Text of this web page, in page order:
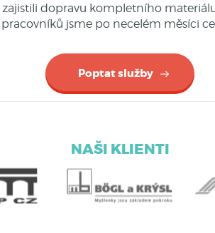
dopravu kompletního
jsme po necelém měsíci
Poptat služby
NAŠI KLIENTI